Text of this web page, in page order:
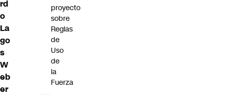
rd
o
La
go
s
W
eb
er
proyecto
sobre
Reglas
de
Uso
de
la
Fuerza